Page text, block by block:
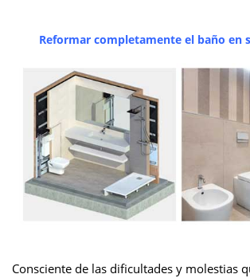
Reformar completamente el baño en
Consciente de las dificultades y molestias